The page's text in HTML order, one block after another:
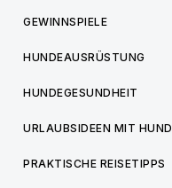
GEWINNSPIELE
HUNDEAUSRÜSTUNG
HUNDEGESUNDHEIT
URLAUBSIDEEN MIT HUND
PRAKTISCHE REISETIPPS